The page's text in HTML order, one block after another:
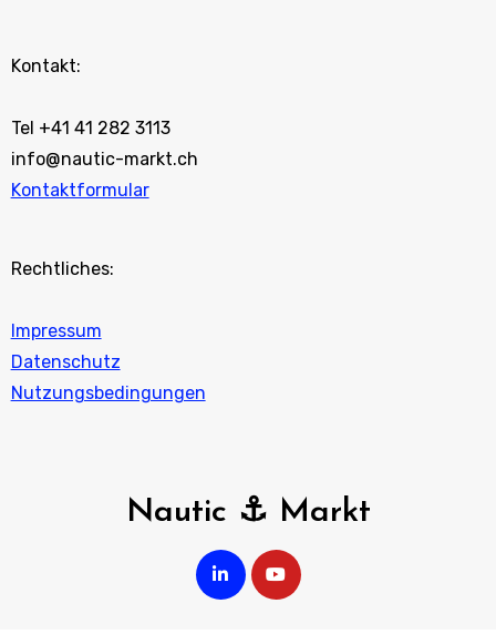
Kontakt:
Tel +41 41 282 3113
info@nautic-markt.ch
Kontaktformular
Rechtliches:
Impressum
Datenschutz
Nutzungsbedingungen
Nautic ⚓ Markt